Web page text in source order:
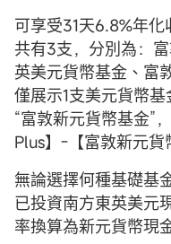
可享受31天6.8%年
共有3支，分別為：
英美元貨幣基金、富
僅展示1支美元貨幣
“富敦新元貨幣基金”
Plus】-【富敦新元貨
無論選擇何種基礎基
已投資南方東英美元
率換算為新元貨幣現